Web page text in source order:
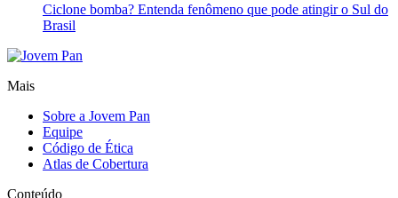
Ciclone bomba? Entenda fenômeno que pode atingir o Sul do
Brasil
Mais
Sobre a Jovem Pan
Equipe
Código de Ética
Atlas de Cobertura
Conteúdo